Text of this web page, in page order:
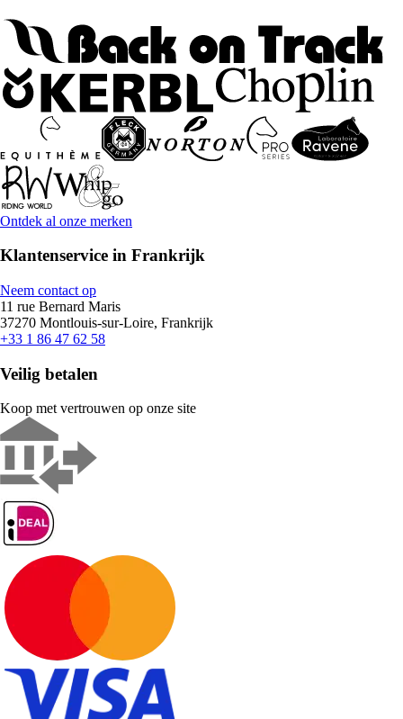
Ontdek al onze merken
Klantenservice in Frankrijk
Neem contact op
11 rue Bernard Maris
37270 Montlouis-sur-Loire, Frankrijk
+33 1 86 47 62 58
Veilig betalen
Koop met vertrouwen op onze site